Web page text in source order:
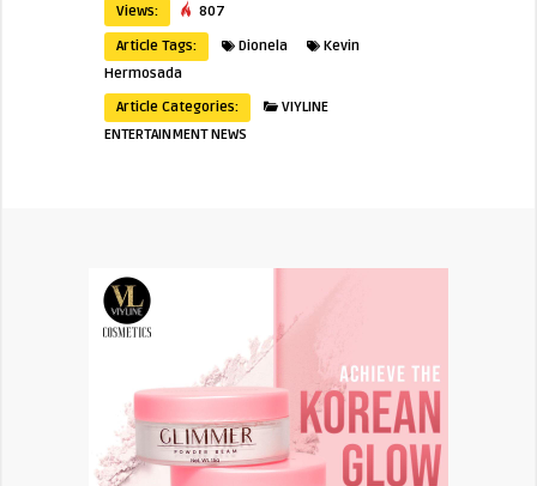
Views:
807
Article Tags:
Dionela
Kevin
Hermosada
Article Categories:
VIYLINE
ENTERTAINMENT NEWS